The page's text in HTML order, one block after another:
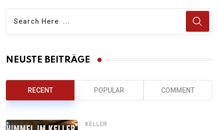
NEUSTE BEITRÄGE
RECENT POPULAR COMMENT
KELLER